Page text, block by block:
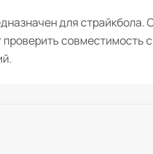
для
совместимость